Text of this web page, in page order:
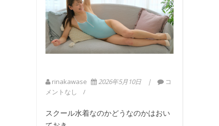
rinakawase 2026年5月10日
コ
メントなし
スクール水着なのかどうなのかはおい